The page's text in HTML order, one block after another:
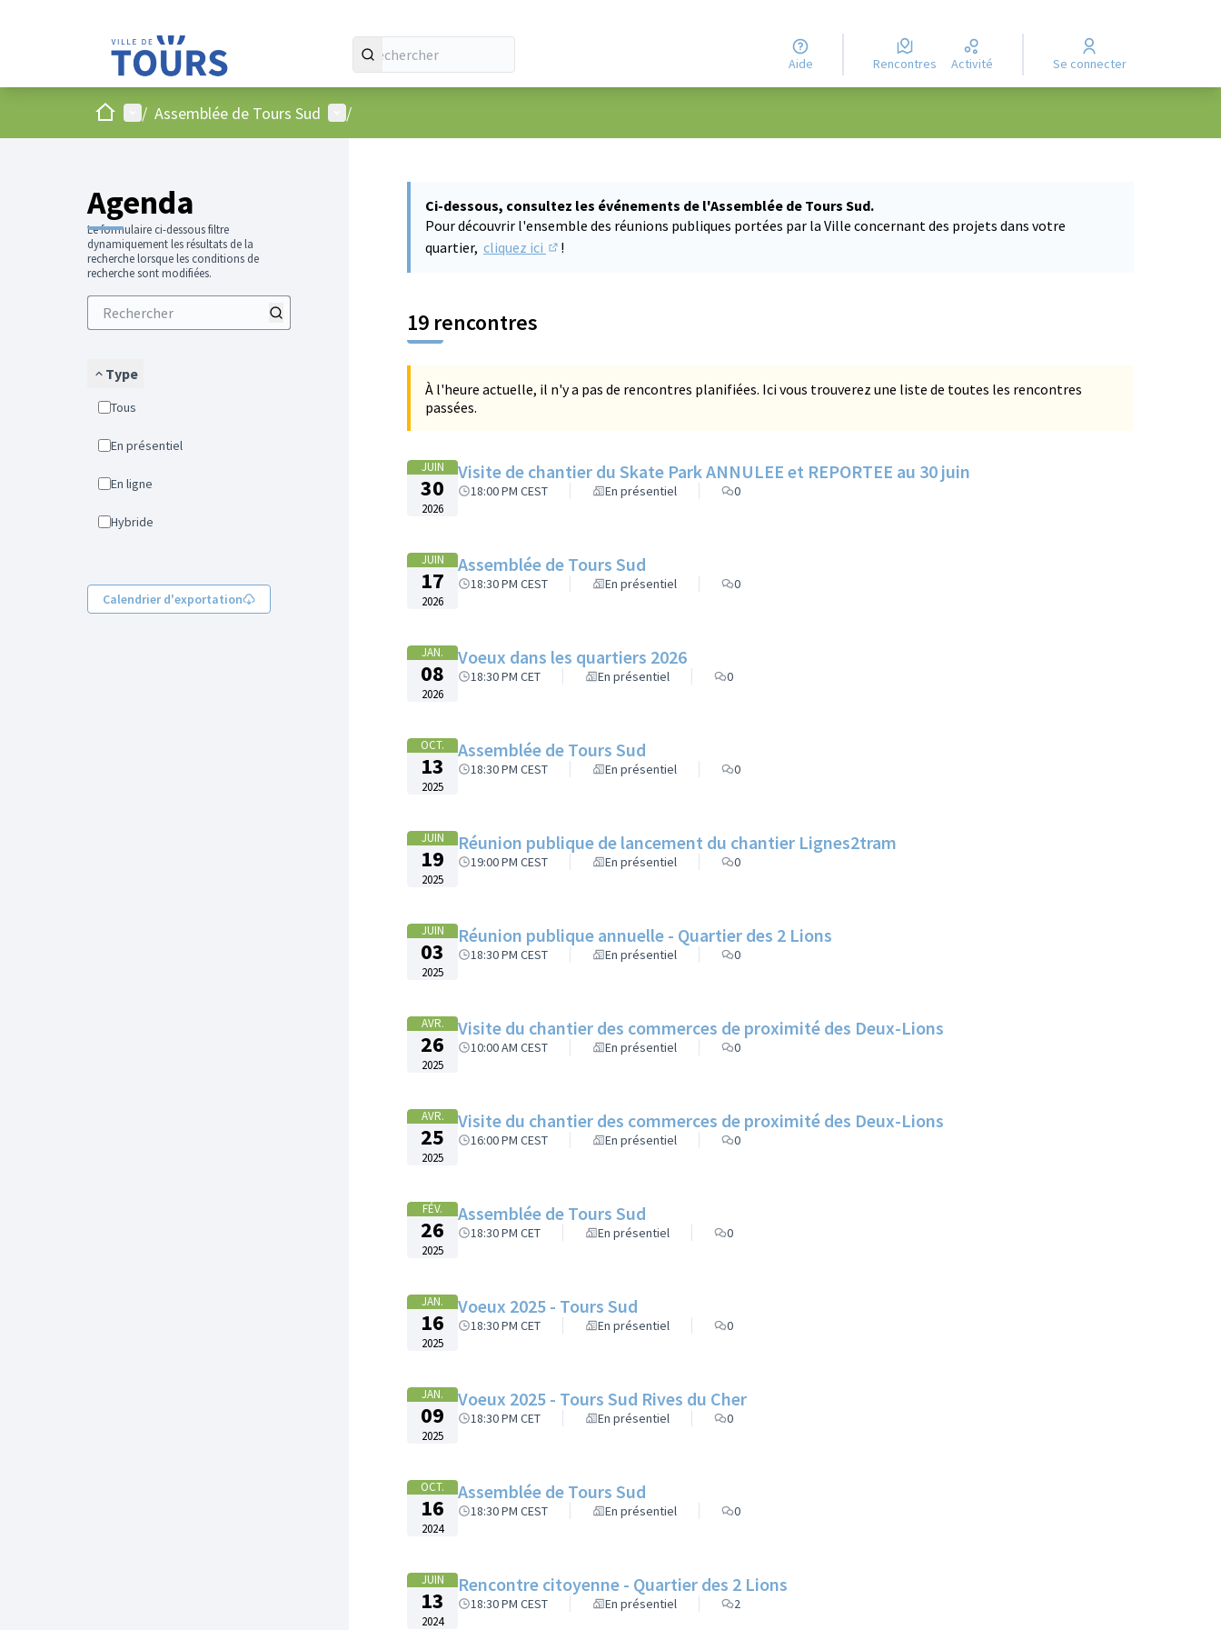
Aide Rencontres Activité Se connecter
AccueilMenu principal
/ Assemblée de Tours Sud Menu utilisateur
/
Agenda
Le formulaire ci-dessous filtre
dynamiquement les résultats de la
recherche lorsque les conditions de
recherche sont modifiées.
Type
Tous
En présentiel
En ligne
Hybride
Calendrier d'exportation
Ci-dessous, consultez les événements de l'Assemblée de Tours Sud.
Pour découvrir l'ensemble des réunions publiques portées par la Ville concernant des projets dans votre
quartier, cliquez ici
!
19 rencontres
À l'heure actuelle, il n'y a pas de rencontres planifiées. Ici vous trouverez une liste de toutes les rencontres
passées.
JUIN
30
2026
Visite de chantier du Skate Park ANNULEE et REPORTEE au 30 juin
18:00 PM CEST En présentiel 0
JUIN
17
2026
Assemblée de Tours Sud
18:30 PM CEST En présentiel 0
JAN.
08
2026
Voeux dans les quartiers 2026
18:30 PM CET En présentiel 0
OCT.
13
2025
Assemblée de Tours Sud
18:30 PM CEST En présentiel 0
JUIN
19
2025
Réunion publique de lancement du chantier Lignes2tram
19:00 PM CEST En présentiel 0
JUIN
03
2025
Réunion publique annuelle - Quartier des 2 Lions
18:30 PM CEST En présentiel 0
AVR.
26
2025
Visite du chantier des commerces de proximité des Deux-Lions
10:00 AM CEST En présentiel 0
AVR.
25
2025
Visite du chantier des commerces de proximité des Deux-Lions
16:00 PM CEST En présentiel 0
FÉV.
26
2025
Assemblée de Tours Sud
18:30 PM CET En présentiel 0
JAN.
16
2025
Voeux 2025 - Tours Sud
18:30 PM CET En présentiel 0
JAN.
09
2025
Voeux 2025 - Tours Sud Rives du Cher
18:30 PM CET En présentiel 0
OCT.
16
2024
Assemblée de Tours Sud
18:30 PM CEST En présentiel 0
JUIN
13
2024
Rencontre citoyenne - Quartier des 2 Lions
18:30 PM CEST En présentiel 2